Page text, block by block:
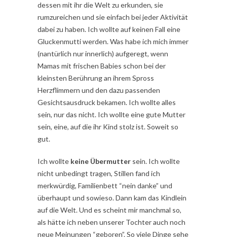
dessen mit ihr die Welt zu erkunden, sie
rumzureichen und sie einfach bei jeder Aktivität
dabei zu haben. Ich wollte auf keinen Fall eine
Gluckenmutti werden. Was habe ich mich immer
(nantürlich nur innerlich) aufgeregt, wenn
Mamas mit frischen Babies schon bei der
kleinsten Berührung an ihrem Spross
Herzflimmern und den dazu passenden
Gesichtsausdruck bekamen. Ich wollte alles
sein, nur das nicht. Ich wollte eine gute Mutter
sein, eine, auf die ihr Kind stolz ist. Soweit so
gut.
Ich wollte keine Übermutter sein. Ich wollte
nicht unbedingt tragen, Stillen fand ich
merkwürdig, Familienbett “nein danke” und
überhaupt und sowieso. Dann kam das Kindlein
auf die Welt. Und es scheint mir manchmal so,
als hätte ich neben unserer Tochter auch noch
neue Meinungen “geboren”. So viele Dinge sehe